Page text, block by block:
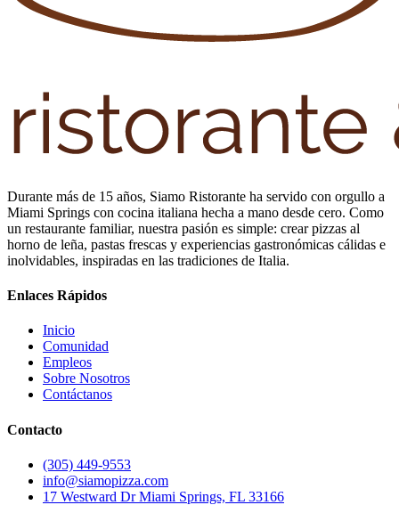
Durante más de 15 años, Siamo Ristorante ha servido con orgullo a
Miami Springs con cocina italiana hecha a mano desde cero. Como
un restaurante familiar, nuestra pasión es simple: crear pizzas al
horno de leña, pastas frescas y experiencias gastronómicas cálidas e
inolvidables, inspiradas en las tradiciones de Italia.
Enlaces Rápidos
Inicio
Comunidad
Empleos
Sobre Nosotros
Contáctanos
Contacto
(305) 449-9553
info@siamopizza.com
17 Westward Dr Miami Springs, FL 33166